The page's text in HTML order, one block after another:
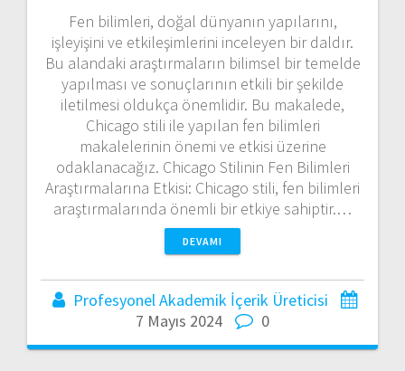
Fen bilimleri, doğal dünyanın yapılarını,
işleyişini ve etkileşimlerini inceleyen bir daldır.
Bu alandaki araştırmaların bilimsel bir temelde
yapılması ve sonuçlarının etkili bir şekilde
iletilmesi oldukça önemlidir. Bu makalede,
Chicago stili ile yapılan fen bilimleri
makalelerinin önemi ve etkisi üzerine
odaklanacağız. Chicago Stilinin Fen Bilimleri
Araştırmalarına Etkisi: Chicago stili, fen bilimleri
araştırmalarında önemli bir etkiye sahiptir.…
DEVAMI
Profesyonel Akademik İçerik Üreticisi
7 Mayıs 2024
0